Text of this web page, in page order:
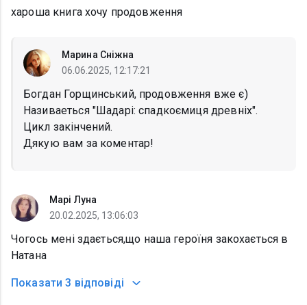
хароша книга хочу продовження
Марина Сніжна
06.06.2025, 12:17:21
Богдан Горщинський, продовження вже є)
Називаеться "Шадарі: спадкоємиця древніх".
Цикл закінчений.
Дякую вам за коментар!
Марі Луна
20.02.2025, 13:06:03
Чогось мені здається,що наша героїня закохається в
Натана
Показати 3 відповіді